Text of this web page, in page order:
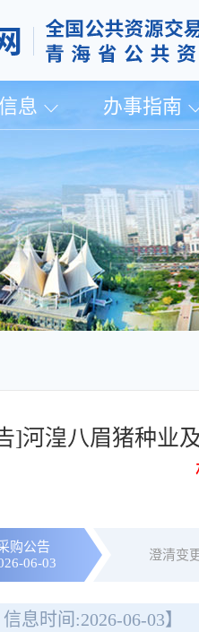
息 办事指南
]河湟八眉猪种业
购公告
06-03
澄清变
信息时间:2026-06-03】